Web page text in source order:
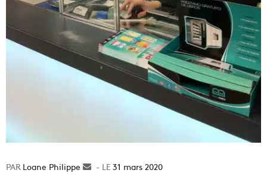
Loane Philippe
Envoyer31 mars 2020